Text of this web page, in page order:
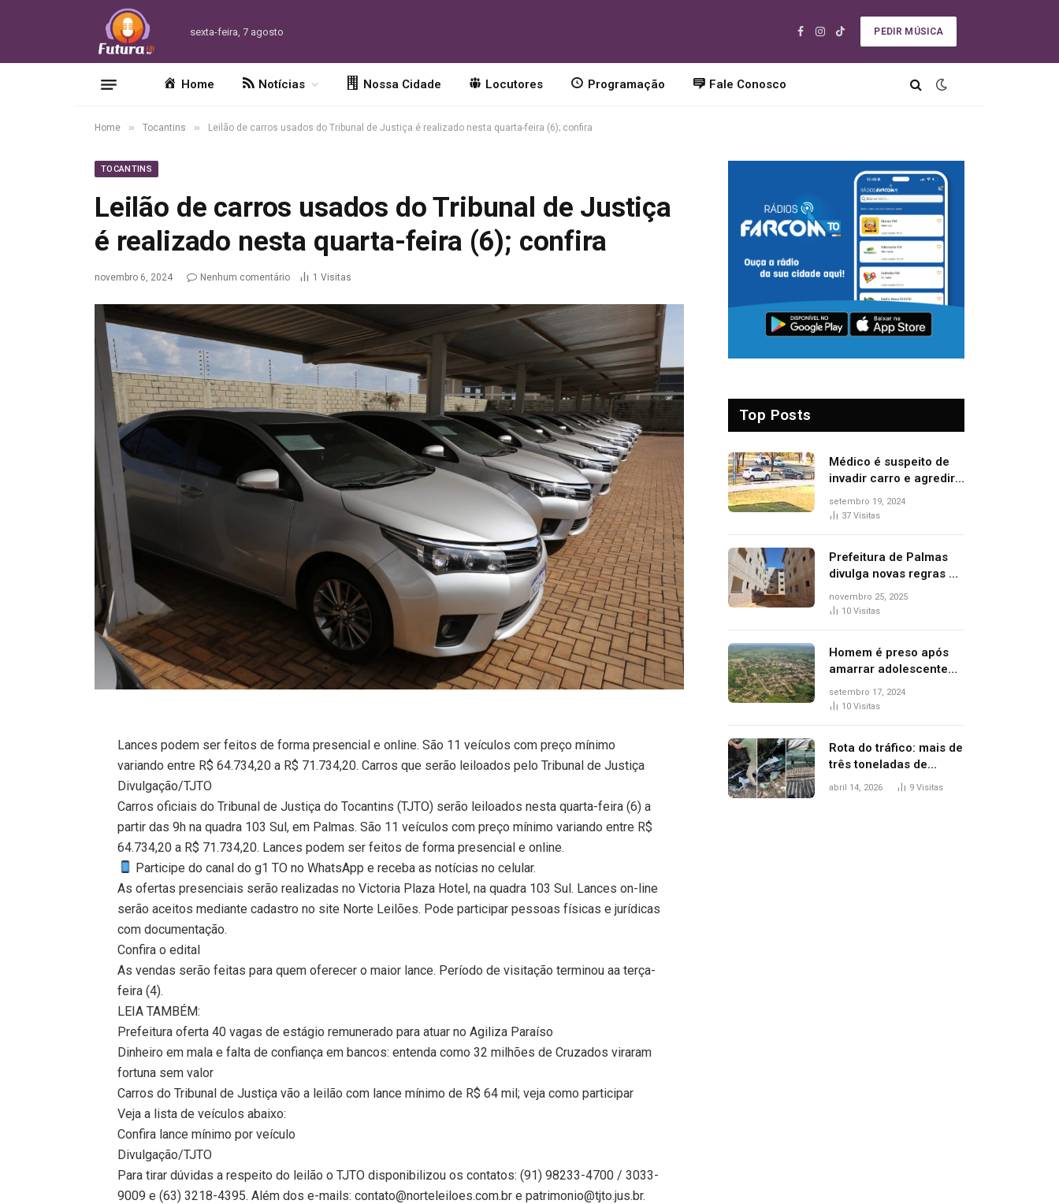
sexta-feira, 7 agosto
Facebook
Instagram
TikTok
PEDIR MÚSICA
Home Notícias Nossa Cidade Locutores Programação Fale Conosco
Home » Tocantins » Leilão de carros usados do Tribunal de Justiça é realizado nesta quarta-feira (6); confira
TOCANTINS
Leilão de carros usados do Tribunal de Justiça
é realizado nesta quarta-feira (6); confira
novembro 6, 2024 Nenhum comentário 1 Visitas
Lances podem ser feitos de forma presencial e online. São 11 veículos com preço mínimo
variando entre R$ 64.734,20 a R$ 71.734,20. Carros que serão leiloados pelo Tribunal de Justiça
Divulgação/TJTO
Carros oficiais do Tribunal de Justiça do Tocantins (TJTO) serão leiloados nesta quarta-feira (6) a
partir das 9h na quadra 103 Sul, em Palmas. São 11 veículos com preço mínimo variando entre R$
64.734,20 a R$ 71.734,20. Lances podem ser feitos de forma presencial e online.
Participe do canal do g1 TO no WhatsApp e receba as notícias no celular.
As ofertas presenciais serão realizadas no Victoria Plaza Hotel, na quadra 103 Sul. Lances on-line
serão aceitos mediante cadastro no site Norte Leilões. Pode participar pessoas físicas e jurídicas
com documentação.
Confira o edital
As vendas serão feitas para quem oferecer o maior lance. Período de visitação terminou aa terça-
feira (4).
LEIA TAMBÉM:
Prefeitura oferta 40 vagas de estágio remunerado para atuar no Agiliza Paraíso
Dinheiro em mala e falta de confiança em bancos: entenda como 32 milhões de Cruzados viraram
fortuna sem valor
Carros do Tribunal de Justiça vão a leilão com lance mínimo de R$ 64 mil; veja como participar
Veja a lista de veículos abaixo:
Confira lance mínimo por veículo
Divulgação/TJTO
Para tirar dúvidas a respeito do leilão o TJTO disponibilizou os contatos: (91) 98233-4700 / 3033-
9009 e (63) 3218-4395. Além dos e-mails: contato@norteleiloes.com.br e patrimonio@tjto.jus.br.
Top Posts
Médico é suspeito de
invadir carro e agredir
delegado aposentado
durante confusão no
setembro 19, 2024
37 Visitas
Prefeitura de Palmas
divulga novas regras e
critérios de desempate
para seleção de
novembro 25, 2025
10 Visitas
Homem é preso após
amarrar adolescente
suspeito de furto em
estaca de cerca e
setembro 17, 2024
10 Visitas
Rota do tráfico: mais de
três toneladas de
drogas são
abril 14, 2026 9 Visitas